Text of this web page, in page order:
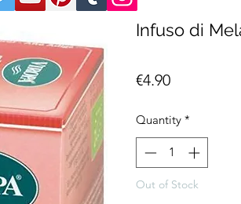
Infuso di
€4.90Price
Quantity *
Out of Stock